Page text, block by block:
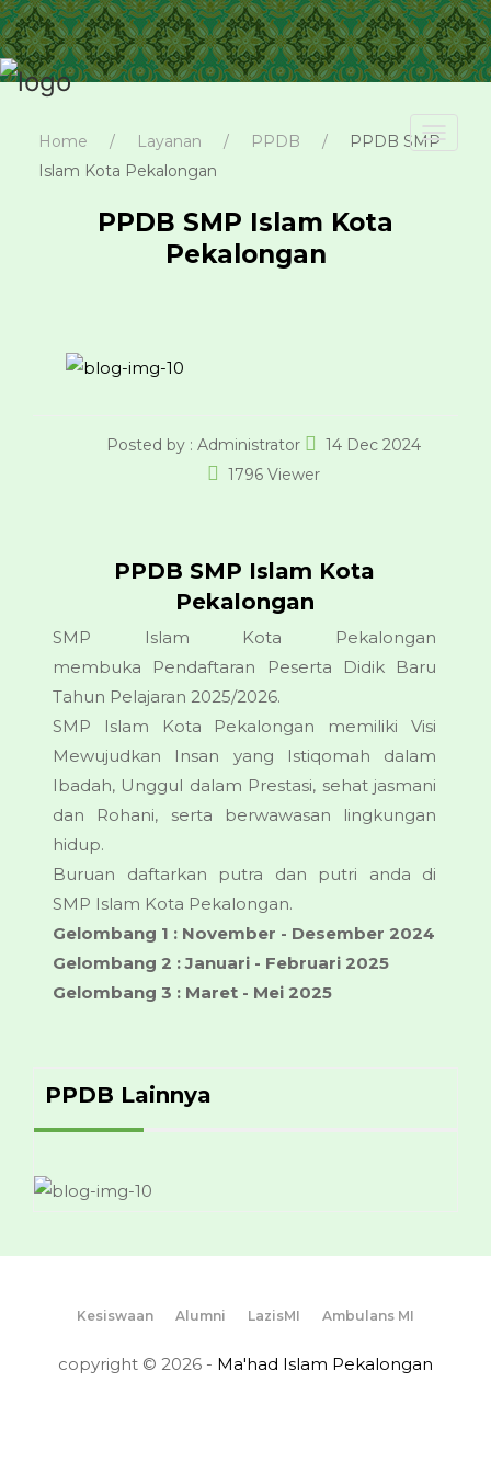
Home Layanan PPDB
PPDB SMP
Islam Kota Pekalongan
PPDB SMP Islam Kota
Pekalongan
Posted by : Administrator
14 Dec 2024
1796 Viewer
PPDB SMP Islam Kota
Pekalongan
SMP Islam Kota Pekalongan
membuka Pendaftaran Peserta Didik Baru
Tahun Pelajaran 2025/2026.
SMP Islam Kota Pekalongan memiliki Visi
Mewujudkan Insan yang Istiqomah dalam
Ibadah, Unggul dalam Prestasi, sehat jasmani
dan Rohani, serta berwawasan lingkungan
hidup.
Buruan daftarkan putra dan putri anda di
SMP Islam Kota Pekalongan.
Gelombang 1 : November - Desember 2024
Gelombang 2 : Januari - Februari 2025
Gelombang 3 : Maret - Mei 2025
PPDB Lainnya
Kesiswaan Alumni LazisMI Ambulans MI
copyright © 2026 - Ma'had Islam Pekalongan